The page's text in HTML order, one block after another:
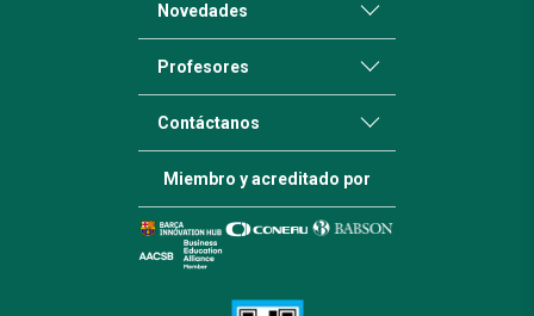
Novedades
Profesores
Contáctanos
Miembro y acreditado por